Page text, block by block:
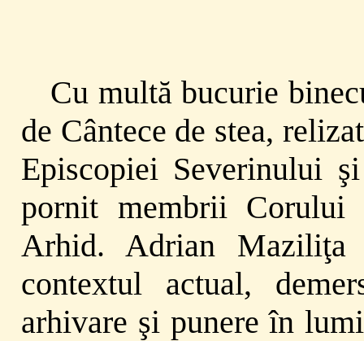
Cu multă bucurie
de Cântece de stea,
Episcopiei Severinului
pornit membrii Corului
Arhid. Adrian Maziliţa
contextul actual,
arhivare şi punere în